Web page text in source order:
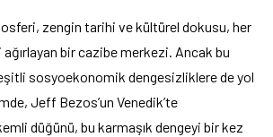
zengin tarihi ve kültürel dokusu, her
bir cazibe merkezi. Ancak bu
sosyoekonomik dengesizliklere de yol
Jeff Bezos’un Venedik’te
düğünü, bu karmaşık dengeyi bir kez